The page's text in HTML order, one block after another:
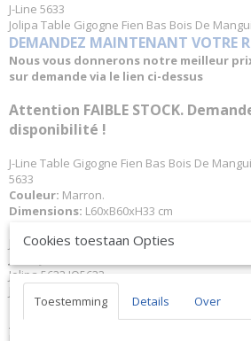
J-Line 5633
Jolipa Table Gigogne Fien Bas Bois De
DEMANDEZ MAINTENANT VOTRE
Nous vous donnerons notre meilleur
sur demande via le lien ci-dessus
Attention FAIBLE STOCK.
disponibilité !
J-Line Table Gigogne Fien Bas Bois De
5633
Couleur: Marron.
Dimensions: L60xB60xH33 cm
Poids:
J-Line JLine by Jolipa CollectionImperial Plum
Jolipa 5633 JO5633
Français :
Cookies toestaan Opties
Toestemming Details Over